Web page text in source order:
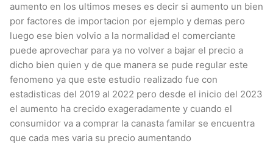
aumento en los ultimos meses es decir si aumento un bien
por factores de importacion por ejemplo y demas pero
luego ese bien volvio a la normalidad el comerciante
puede aprovechar para ya no volver a bajar el precio a
dicho bien quien y de que manera se pude regular este
fenomeno ya que este estudio realizado fue con
estadisticas del 2019 al 2022 pero desde el inicio del 2023
el aumento ha crecido exageradamente y cuando el
consumidor va a comprar la canasta familar se encuentra
que cada mes varia su precio aumentando